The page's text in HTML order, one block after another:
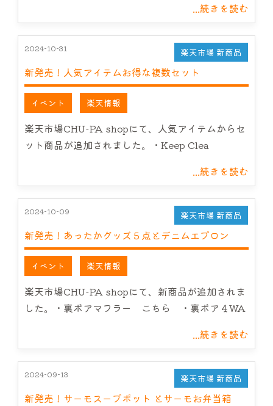
...続きを読む
2024-10-31
新発売！人気アイテムお得な複数セット
楽天市場 新商品
イベント 楽天情報
楽天市場CHU-PA shopにて、人気アイテムからセ
ット商品が追加されました。・Keep Clea
...続きを読む
2024-10-09
新発売！あったかグッズ５点とデニムエプロン
楽天市場 新商品
イベント 楽天情報
楽天市場CHU-PA shopにて、新商品が追加されま
した。・裏ボアマフラー こちら ・裏ボア４WA
...続きを読む
2024-09-13
新発売！サーモスープポット とサーモお弁当箱
楽天市場 新商品